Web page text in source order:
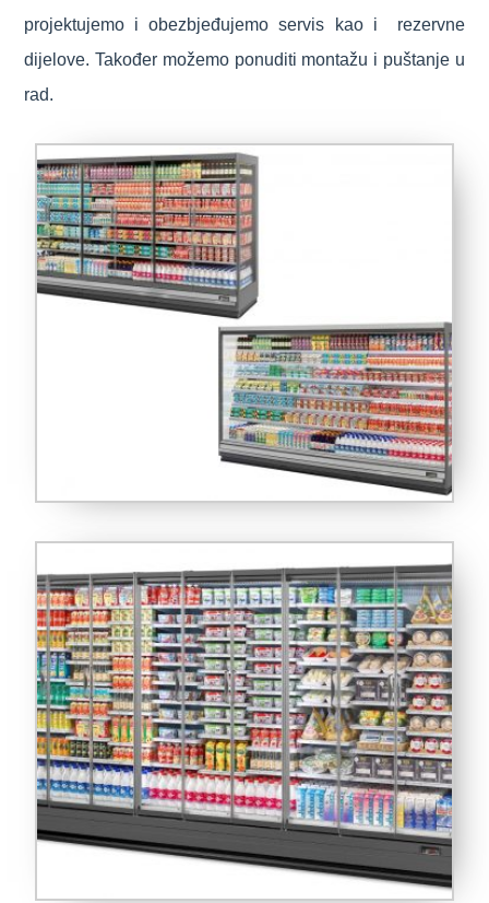
projektujemo i obezbjeđujemo servis kao i rezervne
dijelove. Također možemo ponuditi montažu i puštanje u
rad.